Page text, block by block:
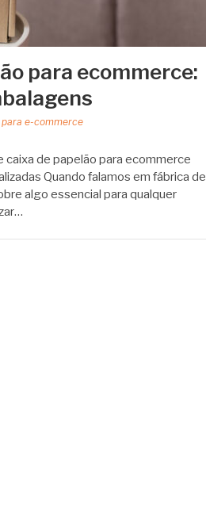
para ecommerce:
para e-commerce
caixa de papelão para ecommerce
Quando falamos em fábrica de
algo essencial para qualquer